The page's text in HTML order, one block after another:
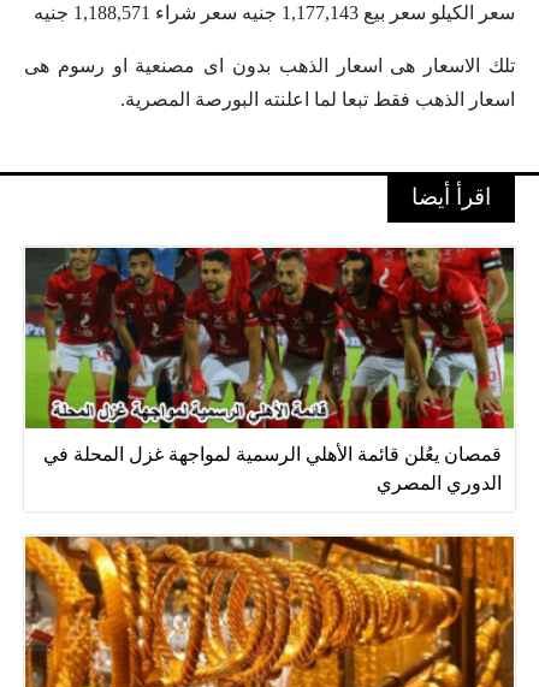
سعر الكيلو سعر بيع 1,177,143 جنيه سعر شراء 1,188,571 جنيه
تلك الاسعار هى اسعار الذهب بدون اى مصنعية او رسوم هى
اسعار الذهب فقط تبعا لما اعلنته البورصة المصرية.
اقرأ أيضا
قمصان يعُلن قائمة الأهلي الرسمية لمواجهة غزل المحلة في
الدوري المصري